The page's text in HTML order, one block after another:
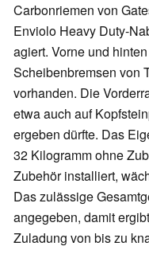
Carbonriemen von
Enviolo Heavy Duty-
agiert. Vorne und
Scheibenbremsen von
vorhanden. Die
etwa auch auf
ergeben dürfte. Das
32 Kilogramm ohne
Zubehör installiert,
Das zulässige
angegeben, damit
Zuladung von bis zu